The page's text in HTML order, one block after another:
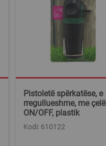
Pistoletë spërkatëse, e
rregullueshme, me
ON/OFF, plastik
Kodi: 610122